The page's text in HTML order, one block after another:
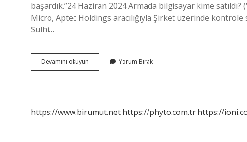
başardık.”24 Haziran 2024 Armada bilgisayar kime
Micro, Aptec Holdings aracılığıyla Şirket üzerinde
Sulhi…
Devamını okuyun Armada
Bilgisayar
Yorum Bırak
https://www.birumut.net https://phyto.com.tr https://